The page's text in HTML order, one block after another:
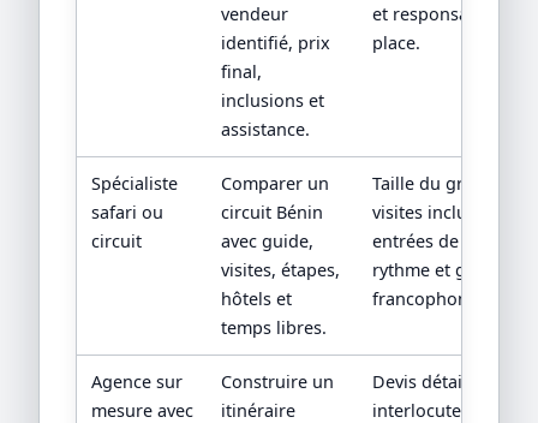
vendeur
identifié, prix
final,
inclusions et
assistance.
et responsabilité
place.
Spécialiste
safari ou
circuit
Comparer un
circuit Bénin
avec guide,
visites, étapes,
hôtels et
temps libres.
Taille du groupe,
visites incluses,
entrées de sites,
rythme et guide
francophone.
Agence sur
mesure avec
Construire un
itinéraire
Devis détaillé,
interlocuteur,